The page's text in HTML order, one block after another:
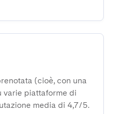
(cioè, con una
varie piattaforme di
media di 4,7/5.